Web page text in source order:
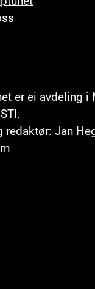
er ei avdeling i
.
redaktør: Jan